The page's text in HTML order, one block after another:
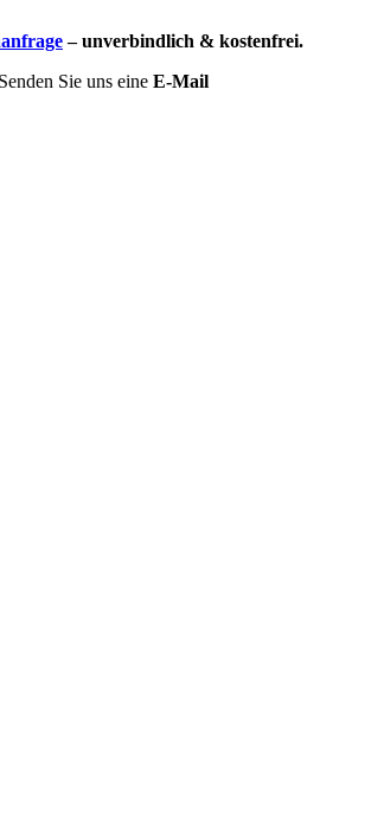
– unverbindlich & kostenfrei.
Senden Sie uns eine E-Mail